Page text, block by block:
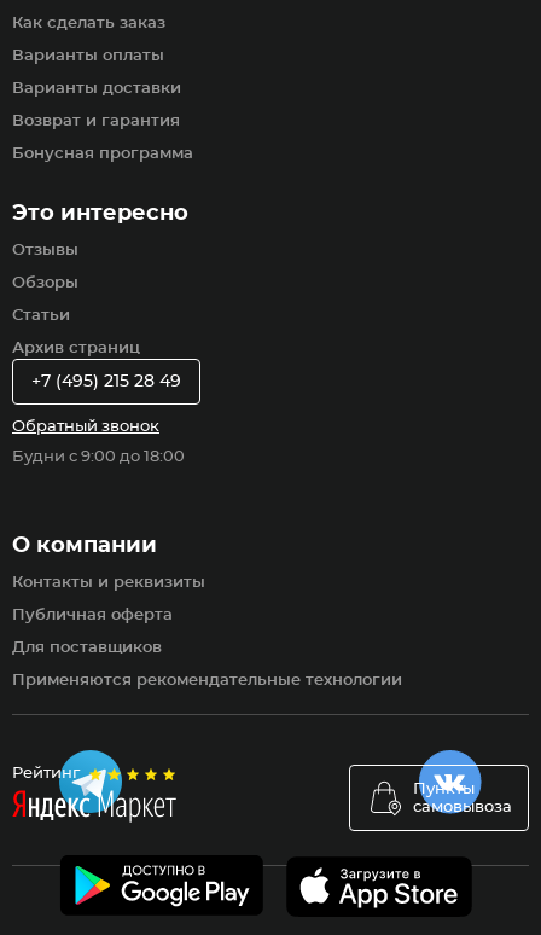
Рейтинг
Пункты
самовывоза
Как сделать заказ
Варианты оплаты
Варианты доставки
Возврат и гарантия
Бонусная программа
Это интересно
Отзывы
Обзоры
Статьи
Архив страниц
О компании
Контакты и реквизиты
Публичная оферта
Для поставщиков
Применяются рекомендательные технологии
+7 (495) 215 28 49
Обратный звонок
Будни с 9:00 до 18:00